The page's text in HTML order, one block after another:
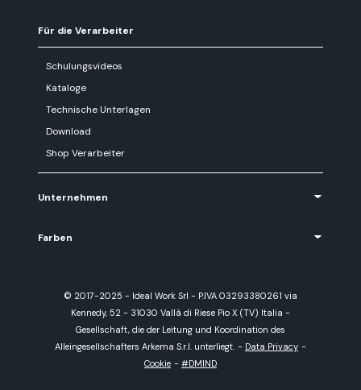
Für die Verarbeiter
Schulungsvideos
Kataloge
Technische Unterlagen
Download
Shop Verarbeiter
Unternehmen
Farben
© 2017-2025 - Ideal Work Srl - P.IVA 03293380261 via
Kennedy, 52 - 31030 Vallà di Riese Pio X (TV) Italia -
Gesellschaft, die der Leitung und Koordination des
Alleingesellschafters Arkema S.r.l. unterliegt. - Data Privacy -
Cookie - #DMIND